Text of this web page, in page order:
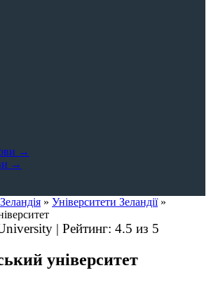
→
→
» Університети Зеландії»
| Рейтинг: 4.5 из 5
університет